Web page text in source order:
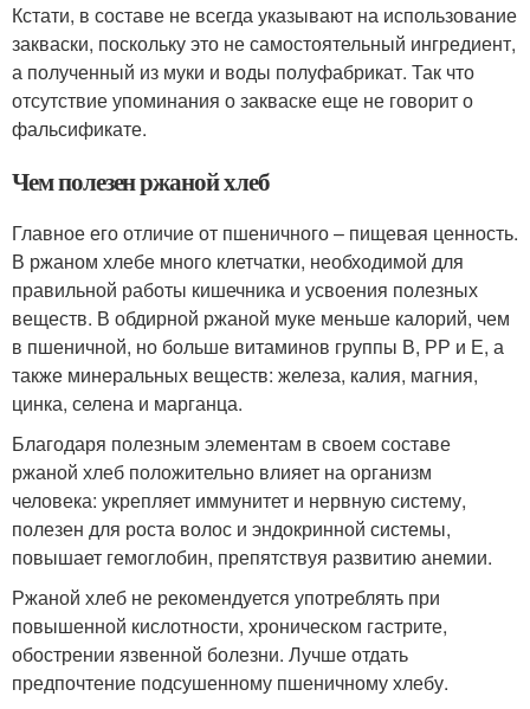
Кстати, в составе не всегда указывают на использование
закваски, поскольку это не самостоятельный ингредиент,
а полученный из муки и воды полуфабрикат. Так что
отсутствие упоминания о закваске еще не говорит о
фальсификате.
Чем полезен ржаной хлеб
Главное его отличие от пшеничного – пищевая ценность.
В ржаном хлебе много клетчатки, необходимой для
правильной работы кишечника и усвоения полезных
веществ. В обдирной ржаной муке меньше калорий, чем
в пшеничной, но больше витаминов группы В, РР и Е, а
также минеральных веществ: железа, калия, магния,
цинка, селена и марганца.
Благодаря полезным элементам в своем составе
ржаной хлеб положительно влияет на организм
человека: укрепляет иммунитет и нервную систему,
полезен для роста волос и эндокринной системы,
повышает гемоглобин, препятствуя развитию анемии.
Ржаной хлеб не рекомендуется употреблять при
повышенной кислотности, хроническом гастрите,
обострении язвенной болезни. Лучше отдать
предпочтение подсушенному пшеничному хлебу.